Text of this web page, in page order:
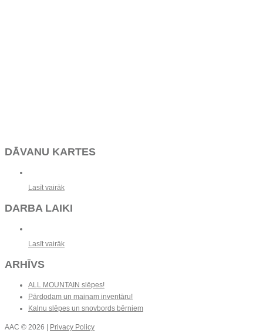
DĀVANU KARTES
Lasīt vairāk
DARBA LAIKI
Lasīt vairāk
ARHĪVS
ALL MOUNTAIN slēpes!
Pārdodam un mainam inventāru!
Kalnu slēpes un snovbords bērniem
AAC © 2026 | Privacy Policy